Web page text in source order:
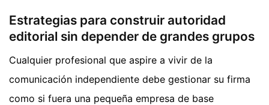
Estrategias para construir autoridad
editorial sin depender de grandes grupos
Cualquier profesional que aspire a vivir de la
comunicación independiente debe gestionar su firma
como si fuera una pequeña empresa de base